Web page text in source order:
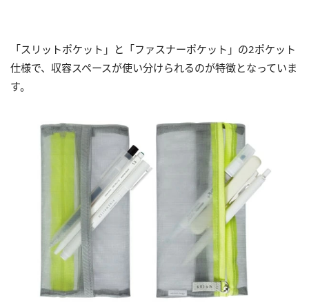
「スリットポケット」と「ファスナーポケット」の2ポケット
仕様で、収容スペースが使い分けられるのが特徴となっていま
す。